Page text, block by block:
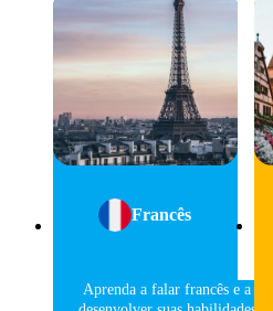
Francês
Aprenda a falar francês e a